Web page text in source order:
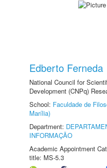
Edberto Ferneda
National Council for
Development (CNPq)
School: Faculdade de
Marília)
Department:
INFORMAÇÃO
Academic Appointment
title: MS-5.3